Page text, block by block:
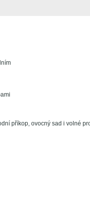
příkop, ovocný sad i volné